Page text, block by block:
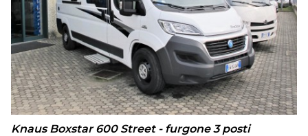
Knaus Boxstar 600 Street - furgone 3 posti